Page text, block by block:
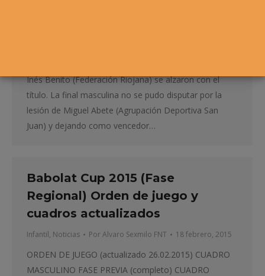
Inés Benito (Federación Riojana) se alzaron con el
título. La final masculina no se pudo disputar por la
lesión de Miguel Abete (Agrupación Deportiva San
Juan) y dejando como vencedor…
Babolat Cup 2015 (Fase
Regional) Orden de juego y
cuadros actualizados
Infantil, Noticias PorAlvaro Sexmilo FNT 18 febrero, 2015
ORDEN DE JUEGO (actualizado 26.02.2015) CUADRO
MASCULINO FASE PREVIA (completo) CUADRO